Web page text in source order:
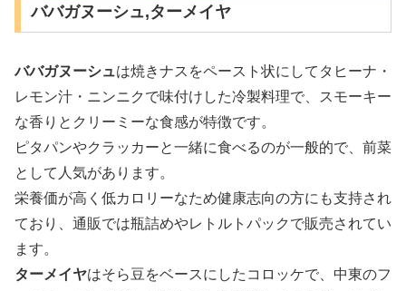
ババガヌーシュ,ターメイヤ
ババガヌーシュは焼きナスをペースト状にしてタヒーナ・
レモン汁・ニンニクで味付けした冷製料理で、スモーキー
な香りとクリーミーな食感が特徴です。
ピタパンやクラッカーと一緒に食べるのが一般的で、前菜
として人気があります。
栄養価が高く低カロリーなため健康志向の方にも支持され
ており、通販では瓶詰めやレトルトパックで販売されてい
ます。
ターメイヤはそら豆をベースにしたコロッケで、中東のフ